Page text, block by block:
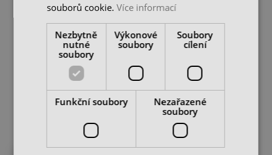
CNC skříň s plastovou
roletou, 3 nosiče vč.
skladem u dodavatele
DO KOŠÍKU
CNC skříň s hliníkovou
roletou, 3 nosiče vč.
vložek
44 190 Kč
cena bez DPH
DO KOŠÍKU
souborů cookie.Více informací
Nezbytně
nutné
soubory
Výkonové
soubory
Soubory
cílení
Funkční soubory
Nezařazené
soubory